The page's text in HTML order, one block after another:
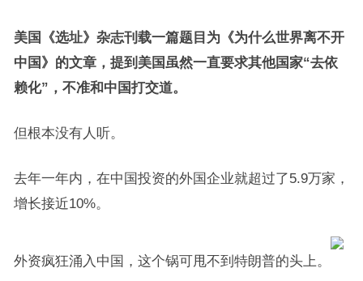
美国《选址》杂志刊载一篇题目为《为什么世界离不开
中国》的文章，提到美国虽然一直要求其他国家“去依
赖化”，不准和中国打交道。
但根本没有人听。
去年一年内，在中国投资的外国企业就超过了5.9万家，
增长接近10%。
外资疯狂涌入中国，这个锅可甩不到特朗普的头上。